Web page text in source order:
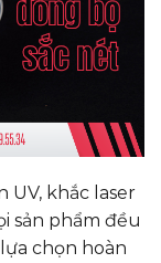
UV, khắc laser
sản phẩm đều
chọn hoàn